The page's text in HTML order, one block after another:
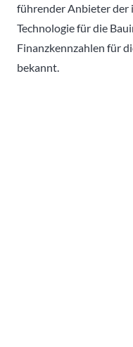
führender Anbieter der
Technologie für die
Finanzkennzahlen für
bekannt.